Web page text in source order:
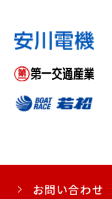
お問い合わせ